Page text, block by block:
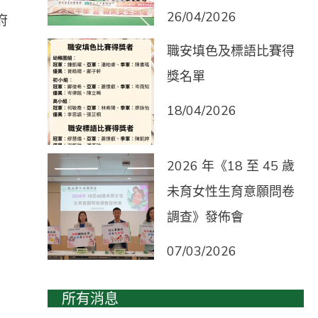
26/04/2026
職安填色及標語比賽得
獎名單
18/04/2026
2026 年《18 至 45 歲
未育女性生育意願問卷
調查》發佈會
07/03/2026
所有消息